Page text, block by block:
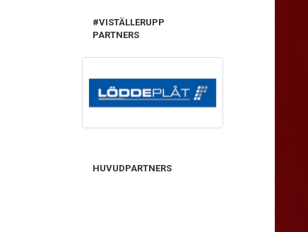
#VISTÄLLERUPP
PARTNERS
HUVUDPARTNERS